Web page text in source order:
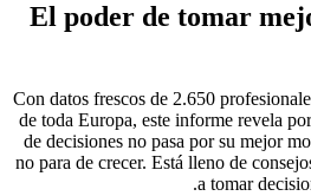
El poder de tomar
Con datos frescos de 2.650
de toda Europa, este informe revela
de decisiones no pasa por su mejor
no para de crecer. Está lleno de
a tomar